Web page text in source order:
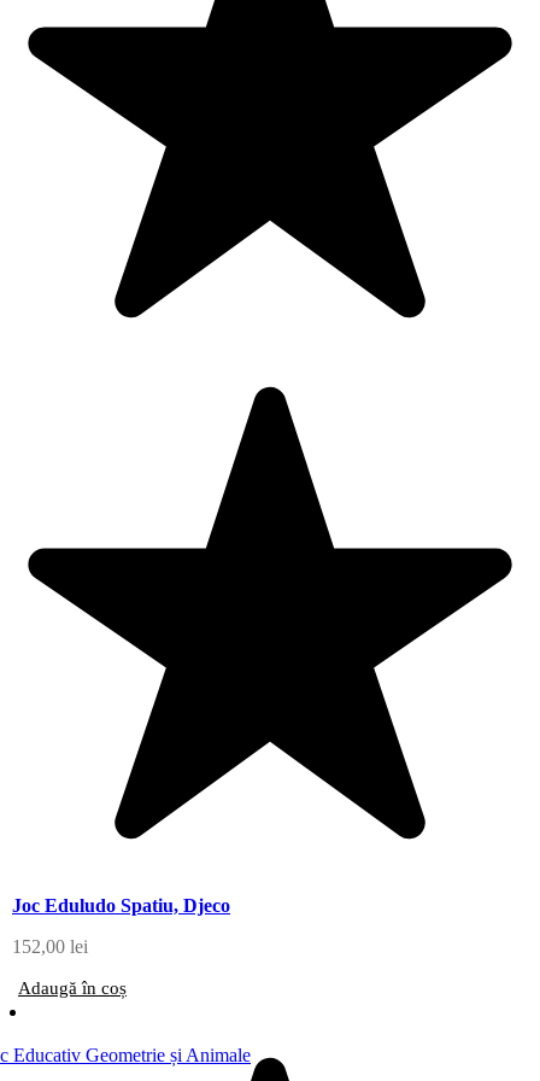
Joc Eduludo Spatiu, Djeco
152,00 lei
Adaugă în coș